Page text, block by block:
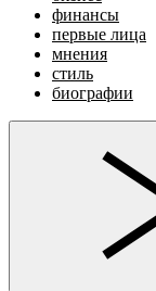
финансы
первые лица
мнения
стиль
биографии